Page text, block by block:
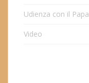
Udienza con il Papa
Video